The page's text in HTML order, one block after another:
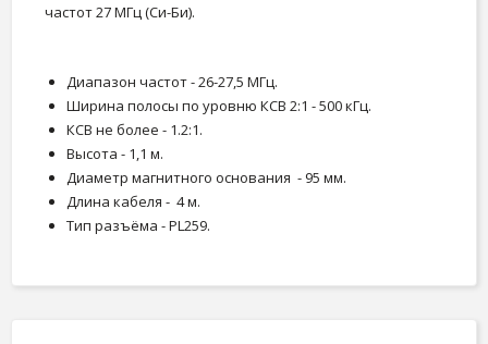
частот 27 МГц (Си-Би).
Диапазон частот - 26-27,5 МГц.
Ширина полосы по уровню КСВ 2:1 - 500 кГц.
КСВ не более - 1.2:1.
Высота - 1,1 м.
Диаметр магнитного основания - 95 мм.
Длина кабеля - 4 м.
Тип разъёма - PL259.